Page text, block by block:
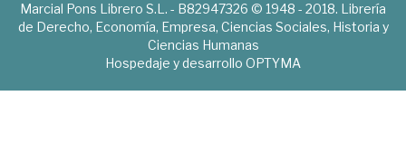
Marcial Pons Librero S.L. - B82947326 © 1948 - 2018. Librería
de Derecho, Economía, Empresa, Ciencias Sociales, Historia y
Ciencias Humanas
Hospedaje y desarrollo OPTYMA